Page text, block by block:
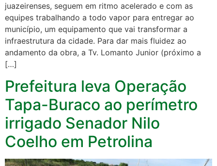
juazeirenses, seguem em ritmo acelerado e com as
equipes trabalhando a todo vapor para entregar ao
município, um equipamento que vai transformar a
infraestrutura da cidade. Para dar mais fluidez ao
andamento da obra, a Tv. Lomanto Junior (próximo a
[…]
Prefeitura leva Operação
Tapa-Buraco ao perímetro
irrigado Senador Nilo
Coelho em Petrolina